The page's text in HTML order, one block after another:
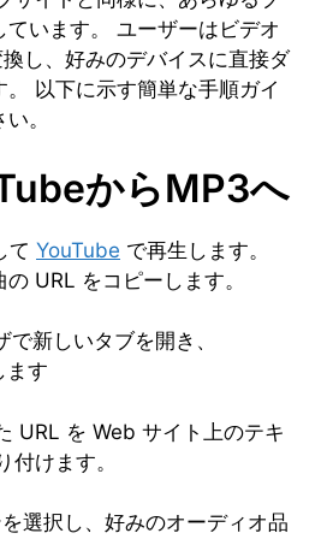
ています。 ユーザーはビデオ
し、好みのデバイスに直接ダ
。 以下に示す簡単な手順ガイ
。
からMP3へ
て YouTube で再生します。
URL をコピーします。
新しいタブを開き、
ます
URL を Web サイト上のテキ
付けます。
選択し、好みのオーディオ品